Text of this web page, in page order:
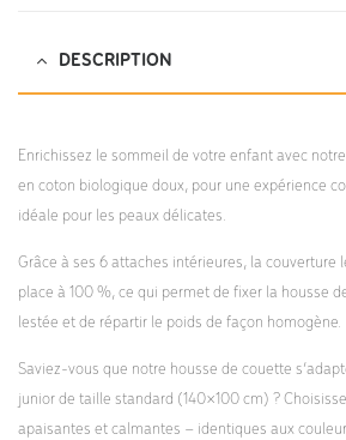
DESCRIPTION
Enrichissez le sommeil de votre enfant avec
en coton biologique doux, pour une expérience
idéale pour les peaux délicates.
Grâce à ses 6 attaches intérieures, la couverture
place à 100 %, ce qui permet de fixer la housse
lestée et de répartir le poids de façon homogène.
Saviez-vous que notre housse de couette
junior de taille standard (140×100 cm) ?
apaisantes et calmantes – identiques aux